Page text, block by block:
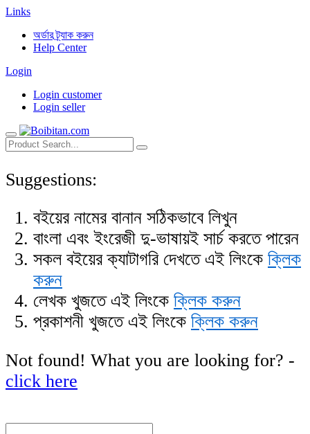
Links
অর্ডার ট্র্যাক করুন
Help Center
Login
Login customer
Login seller
Suggestions:
বইয়ের নামের বানান সঠিকভাবে লিখুন
বাংলা এবং ইংরেজী দু-ভাষায়ই সার্চ করতে পারেন
সকল বইয়ের ক্যাটাগরি দেখতে এই লিংকে ক্লিক
করুন
লেখক খুজতে এই লিংকে ক্লিক করুন
প্রকাশনী খুজতে এই লিংকে ক্লিক করুন
Not found! What you are looking for? -
click here